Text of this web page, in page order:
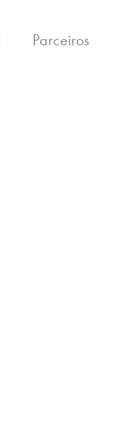
Parceiros